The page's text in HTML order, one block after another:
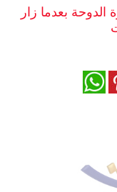
أزياءالدوحة بعدما زار